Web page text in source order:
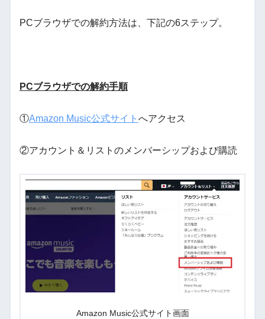
PCブラウザでの解約方法は、下記の6ステップ。
PCブラウザでの解約手順
①Amazon Music公式サイト へアクセス
②アカウント＆リストのメンバーシップおよび購読
Amazon Music公式サイト画面